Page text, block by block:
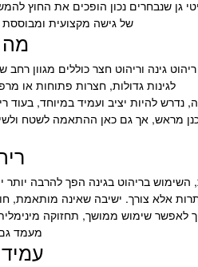
גן שנבחרים נכון הופכים את החוץ
של גישה מקצועית ומבוססת
מה
גינה וריהוט חצר כוללים מגוון
לגינות גדולות, חצרות פתוחות או
נדרש להיות יציב ועמיד במיוחד, בעוד
מראש, אך גם כאן ההתאמה לשטח
השימוש בריהוט בגינה הפך להרבה יותר
אלא צורך. ישיבה שאינה מותאמת,
לאפשר שימוש ממושך, תחזוקה
מעמד גם